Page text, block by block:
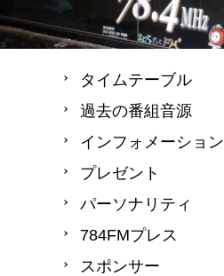
タイムテーブル
過去の番組音源
インフォメーション
プレゼント
パーソナリティ
784FMプレス
スポンサー